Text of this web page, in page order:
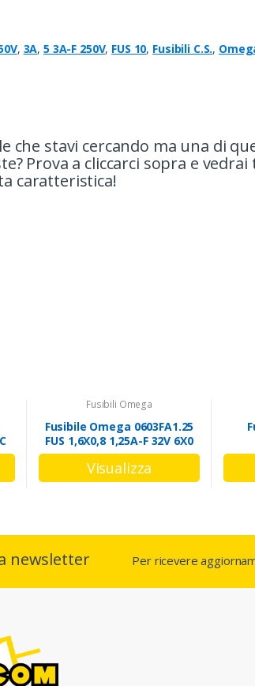
, 3A, 5 3A-F 250V, FUS 10, Fusibili C.S.,
che stavi cercando ma una di
Prova a cliccarci sopra e
caratteristica!
Fusibili Omega
Fusibile Omega 0603FA1.25
FUS 1,6X0,8 1,25A-F 32V 6X0
MM
newsletter Per ricevere